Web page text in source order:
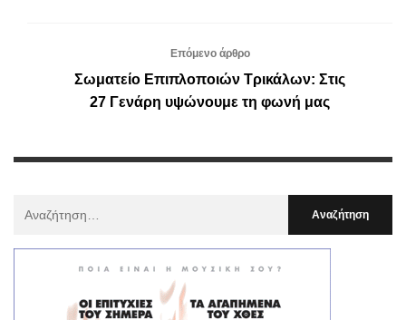
Επόμενο άρθρο
Σωματείο Επιπλοποιών Τρικάλων: Στις
27 Γενάρη υψώνουμε τη φωνή μας
: